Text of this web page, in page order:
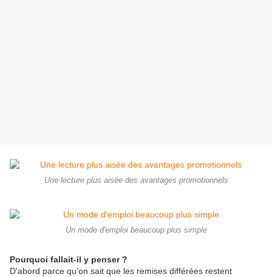
Une lecture plus aisée des avantages promotionnels
Un mode d'emploi beaucoup plus simple
Pourquoi fallait-il y penser ?
D'abord parce qu'on sait que les remises différées restent